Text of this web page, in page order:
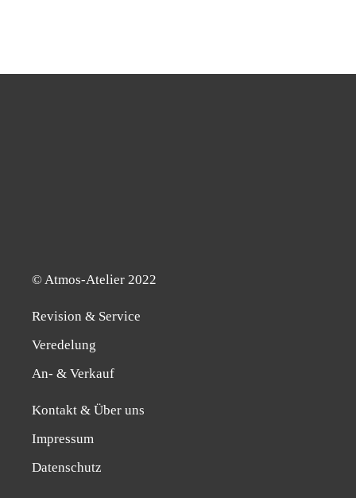
© Atmos-Ate­lier 2022
Revi­si­on & Service
Ver­ede­lung
An- & Verkauf
Kon­takt & Über uns
Impres­sum
Daten­schutz